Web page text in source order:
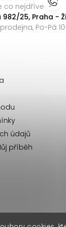
co nejdříve
25, Praha -
Po-Pá
údajů
příběh